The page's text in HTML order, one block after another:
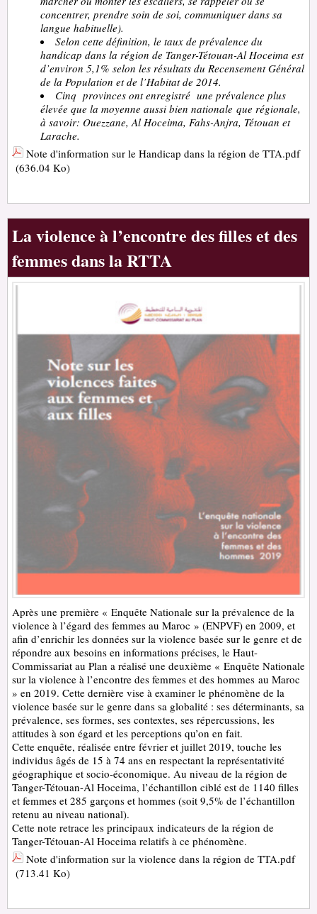
concentrer, prendre soin de soi, communiquer dans sa
langue habituelle).
Selon cette définition, le taux de prévalence du
handicap dans la région de Tanger-Tétouan-Al Hoceima est
d’environ 5,1% selon les résultats du Recensement Général
de la Population et de l’Habitat de 2014.
Cinq provinces ont enregistré une prévalence plus
élevée que la moyenne aussi bien nationale que régionale,
à savoir: Ouezzane, Al Hoceima, Fahs-Anjra, Tétouan et
Larache.
Note d'information sur le Handicap dans la région de TTA.pdf
(636.04 Ko)
La violence à l’encontre des filles et des
femmes dans la RTTA
Après une première « Enquête Nationale sur la prévalence de la
violence à l’égard des femmes au Maroc » (ENPVF) en 2009, et
afin d’enrichir les données sur la violence basée sur le genre et de
répondre aux besoins en informations précises, le Haut-
Commissariat au Plan a réalisé une deuxième « Enquête Nationale
sur la violence à l’encontre des femmes et des hommes au Maroc
» en 2019. Cette dernière vise à examiner le phénomène de la
violence basée sur le genre dans sa globalité : ses déterminants, sa
prévalence, ses formes, ses contextes, ses répercussions, les
attitudes à son égard et les perceptions qu’on en fait.
Cette enquête, réalisée entre février et juillet 2019, touche les
individus âgés de 15 à 74 ans en respectant la représentativité
géographique et socio-économique. Au niveau de la région de
Tanger-Tétouan-Al Hoceima, l’échantillon ciblé est de 1140 filles
et femmes et 285 garçons et hommes (soit 9,5% de l’échantillon
retenu au niveau national).
Cette note retrace les principaux indicateurs de la région de
Tanger-Tétouan-Al Hoceima relatifs à ce phénomène.
Note d'information sur la violence dans la région de TTA.pdf
(713.41 Ko)